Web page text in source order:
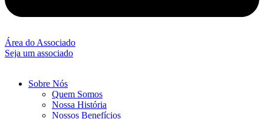
Área do Associado
Seja um associado
Sobre Nós
Quem Somos
Nossa História
Nossos Benefícios